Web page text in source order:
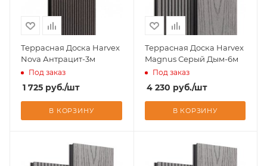
Террасная Доска Harvex
Nova Антрацит-3м
Под заказ
1 725 руб./шт
В КОРЗИНУ
Террасная Доска Harvex
Magnus Серый Дым-6м
Под заказ
4 230 руб./шт
В КОРЗИНУ